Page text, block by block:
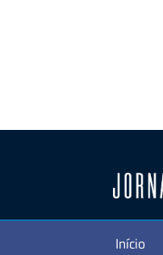
Início